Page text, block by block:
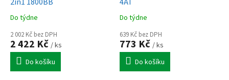
Do týdne
2 002 Kč bez DPH
2 422 Kč / ks
Do košíku
Do týdne
639 Kč bez DPH
773 Kč / ks
Do košíku